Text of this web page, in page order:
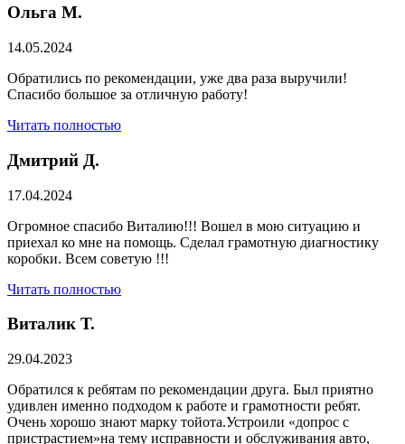
Ольга М.
14.05.2024
Обратились по рекомендации, уже два раза выручили!
Спасибо большое за отличную работу!
Читать полностью
Дмитрий Д.
17.04.2024
Огромное спасибо Виталию!!! Вошел в мою ситуацию и
приехал ко мне на помощь. Сделал грамотную диагностику
коробки. Всем советую !!!
Читать полностью
Виталик Т.
29.04.2023
Обратился к ребятам по рекомендации друга. Был приятно
удивлен именно подходом к работе и грамотности ребят.
Очень хорошо знают марку тойота.Устроили «допрос с
пристрастием»на тему исправности и обслуживания авто,